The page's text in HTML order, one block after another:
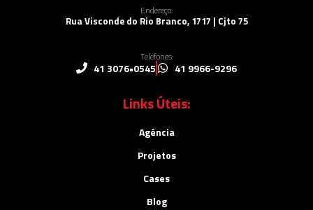
Endereço:
Rua Visconde do Rio Branco, 1717 | Cjto 75
Telefones:
41 3076•0545 41 9966-9296
Links Úteis:
Agência
Projetos
Cases
Blog